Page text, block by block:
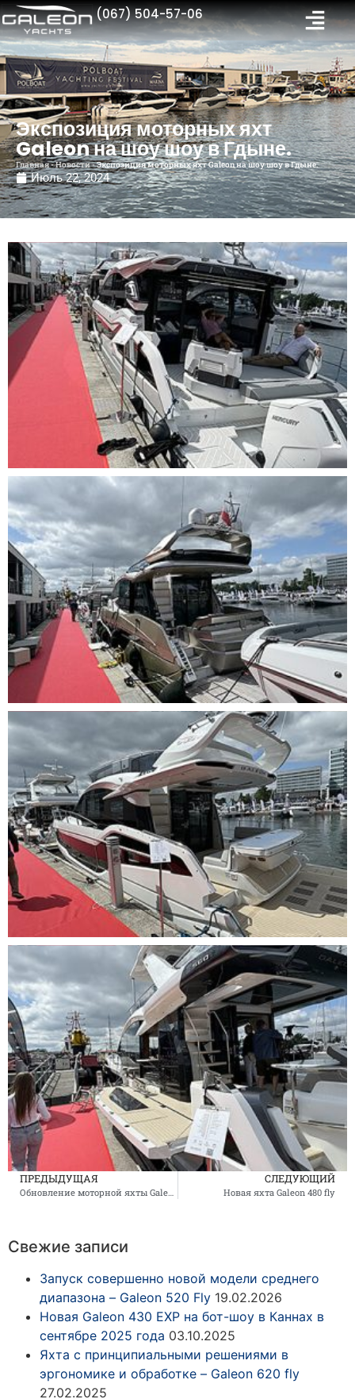
(067) 504-57-06
Экспозиция моторных яхт
Galeon на шоу шоу в Гдыне.
Главная-Новости-Экспозиция моторных яхт Galeon на шоу шоу в Гдыне.
Июль 22, 2024
ПРЕДЫДУЩАЯ
Обновление моторной яхты Galeon 510 Skydeck
СЛЕДУЮЩИЙ
Новая яхта Galeon 480 fly
Свежие записи
Запуск совершенно новой модели среднего
диапазона – Galeon 520 Fly 19.02.2026
Новая Galeon 430 EXP на бот-шоу в Каннах в
сентябре 2025 года 03.10.2025
Яхта с принципиальными решениями в
эргономике и обработке – Galeon 620 fly
27.02.2025